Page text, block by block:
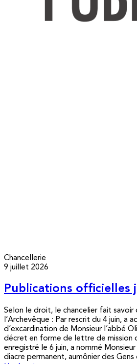
Chancellerie
9 juillet 2026
Publications officielles
Selon le droit, le chancelier fait savoir
l’Archevêque : Par rescrit du 4 juin, a
d’excardination de Monsieur l’abbé
décret en forme de lettre de mission
enregistré le 6 juin, a nommé
diacre permanent, aumônier des Gens